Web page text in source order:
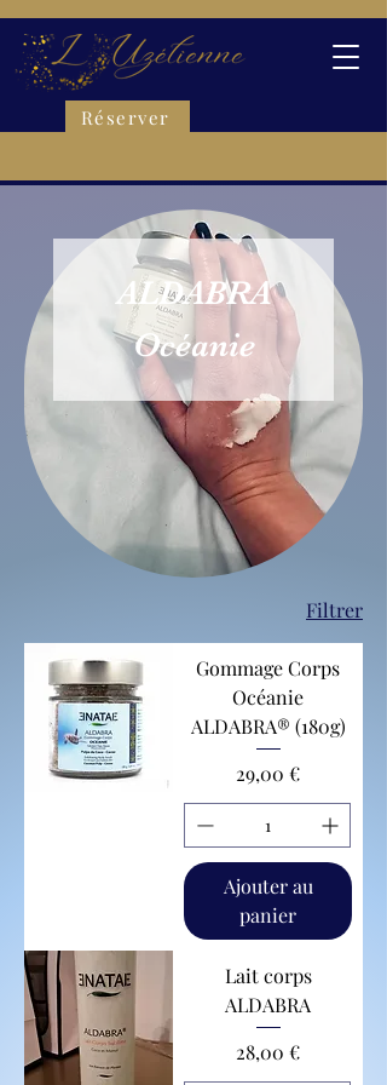
Réserver
ALDABRA
Océanie
Filtrer
Gommage Corps
Océanie
ALDABRA® (180g)
Prix
29,00 €
Ajouter au
panier
Lait corps
ALDABRA
Prix
28,00 €